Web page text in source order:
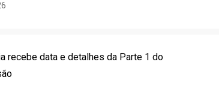
recebe data e detalhes da Parte 1 do